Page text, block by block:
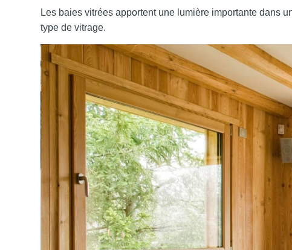
Les baies vitrées apportent une lumière importante dans
type de vitrage.